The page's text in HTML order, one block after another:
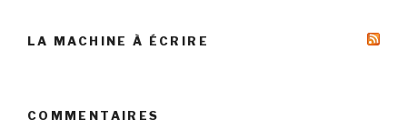
LA MACHINE À ÉCRIRE
COMMENTAIRES